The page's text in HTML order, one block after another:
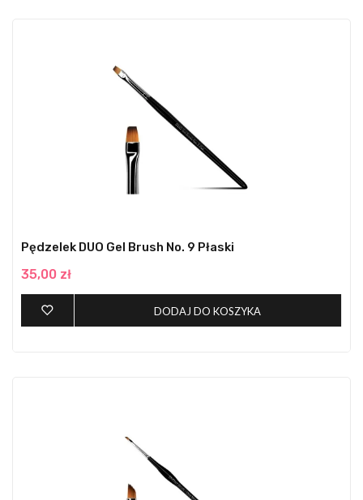
Pędzelek DUO Gel Brush No. 9 Płaski
35,00 zł
DODAJ DO KOSZYKA